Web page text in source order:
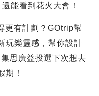
能看到花火大會！
更有計劃？GOtrip幫
玩樂靈感，幫你設計
思廣益投選下次想去
期！